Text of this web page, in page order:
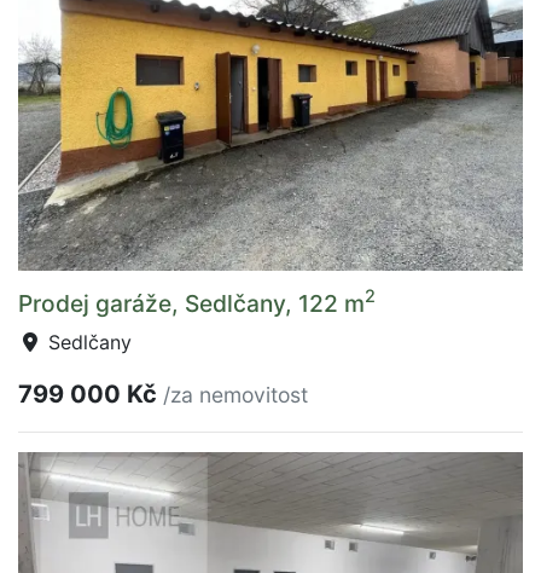
Prodej garáže, Sedlčany, 122 m2
Sedlčany
799 000 Kč /za nemovitost